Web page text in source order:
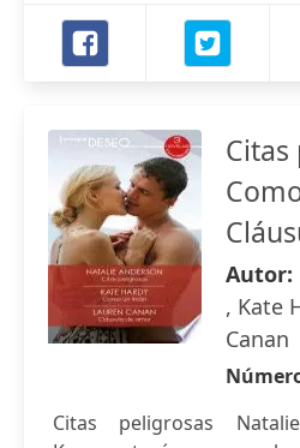
Citas
Autor:
, Kate
Canan
Citas peligrosas